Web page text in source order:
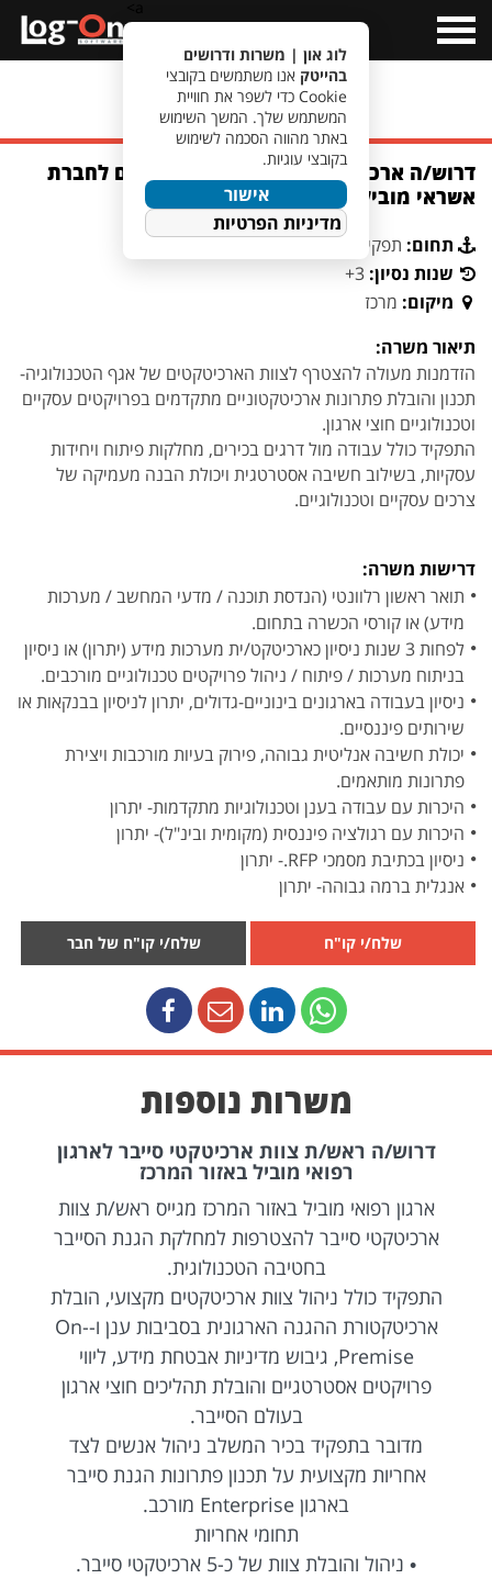
Menu
מעבר לחיפוש משרות
דרוש/ה ארכיטקט/ית פתרונות טכנולוגיים לחברת
אשראי מובילה במרכז
תחום: תפקידי ניהול ובכירים
שנות נסיון: 3+
מיקום: מרכז
תיאור משרה:
הזדמנות מעולה להצטרף לצוות הארכיטקטים של אגף הטכנולוגיה-
תכנון והובלת פתרונות ארכיטקטוניים מתקדמים בפרויקטים עסקיים
וטכנולוגיים חוצי ארגון.
התפקיד כולל עבודה מול דרגים בכירים, מחלקות פיתוח ויחידות
עסקיות, בשילוב חשיבה אסטרטגית ויכולת הבנה מעמיקה של
צרכים עסקיים וטכנולוגיים.
דרישות משרה:
תואר ראשון רלוונטי (הנדסת תוכנה / מדעי המחשב / מערכות
מידע) או קורסי הכשרה בתחום.
לפחות 3 שנות ניסיון כארכיטקט/ית מערכות מידע (יתרון) או ניסיון
בניתוח מערכות / פיתוח / ניהול פרויקטים טכנולוגיים מורכבים.
ניסיון בעבודה בארגונים בינוניים-גדולים, יתרון לניסיון בבנקאות או
שירותים פיננסיים.
יכולת חשיבה אנליטית גבוהה, פירוק בעיות מורכבות ויצירת
פתרונות מותאמים.
היכרות עם עבודה בענן וטכנולוגיות מתקדמות- יתרון
היכרות עם רגולציה פיננסית (מקומית ובינ"ל)- יתרון
ניסיון בכתיבת מסמכי RFP.- יתרון
אנגלית ברמה גבוהה- יתרון
שלח/י קו"ח שלח/י קו"ח של חבר
משרות נוספות
דרוש/ה ראש/ת צוות ארכיטקטי סייבר לארגון
רפואי מוביל באזור המרכז
ארגון רפואי מוביל באזור המרכז מגייס ראש/ת צוות
ארכיטקטי סייבר להצטרפות למחלקת הגנת הסייבר
בחטיבה הטכנולוגית.
התפקיד כולל ניהול צוות ארכיטקטים מקצועי, הובלת
ארכיטקטורת ההגנה הארגונית בסביבות ענן ו-On-
Premise, גיבוש מדיניות אבטחת מידע, ליווי
פרויקטים אסטרטגיים והובלת תהליכים חוצי ארגון
בעולם הסייבר.
מדובר בתפקיד בכיר המשלב ניהול אנשים לצד
אחריות מקצועית על תכנון פתרונות הגנת סייבר
בארגון Enterprise מורכב.
תחומי אחריות
• ניהול והובלת צוות של כ-5 ארכיטקטי סייבר.
לוג און | משרות ודרושים
בהייטק אנו משתמשים בקובצי
Cookie כדי לשפר את חוויית
המשתמש שלך. המשך השימוש
באתר מהווה הסכמה לשימוש
בקובצי עוגיות.
אישור
מדיניות הפרטיות